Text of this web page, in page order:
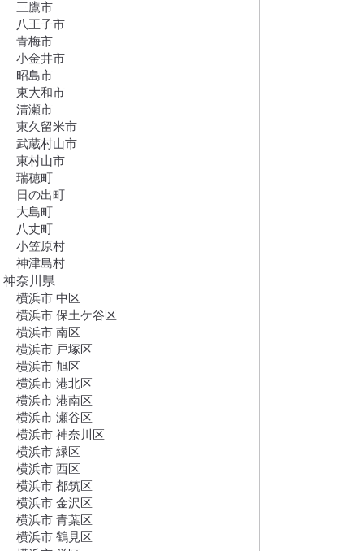
三鷹市
八王子市
青梅市
小金井市
昭島市
東大和市
清瀬市
東久留米市
武蔵村山市
東村山市
瑞穂町
日の出町
大島町
八丈町
小笠原村
神津島村
神奈川県
横浜市 中区
横浜市 保土ケ谷区
横浜市 南区
横浜市 戸塚区
横浜市 旭区
横浜市 港北区
横浜市 港南区
横浜市 瀬谷区
横浜市 神奈川区
横浜市 緑区
横浜市 西区
横浜市 都筑区
横浜市 金沢区
横浜市 青葉区
横浜市 鶴見区